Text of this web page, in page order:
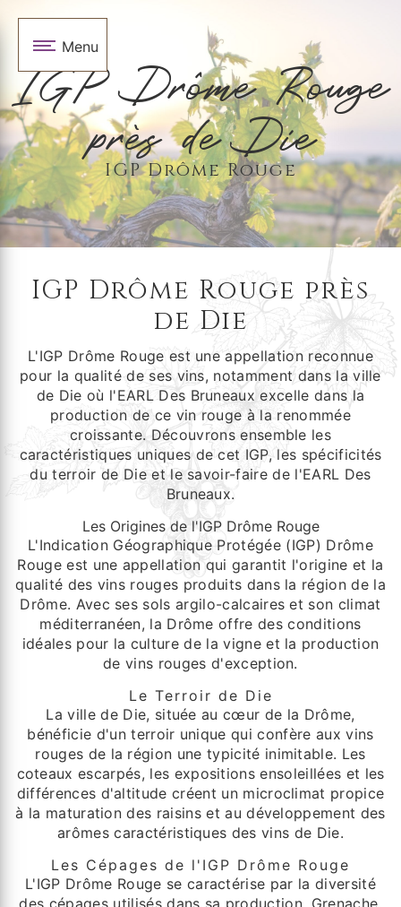
Menu
IGP Drôme Rouge
près de Die
IGP Drôme Rouge
IGP Drôme Rouge près
de Die
L'IGP Drôme Rouge est une appellation reconnue
pour la qualité de ses vins, notamment dans la ville
de Die où l'EARL Des Bruneaux excelle dans la
production de ce vin rouge à la renommée
croissante. Découvrons ensemble les
caractéristiques uniques de cet IGP, les spécificités
du terroir de Die et le savoir-faire de l'EARL Des
Bruneaux.
Les Origines de l'IGP Drôme Rouge
L'Indication Géographique Protégée (IGP) Drôme
Rouge est une appellation qui garantit l'origine et la
qualité des vins rouges produits dans la région de la
Drôme. Avec ses sols argilo-calcaires et son climat
méditerranéen, la Drôme offre des conditions
idéales pour la culture de la vigne et la production
de vins rouges d'exception.
Le Terroir de Die
La ville de Die, située au cœur de la Drôme,
bénéficie d'un terroir unique qui confère aux vins
rouges de la région une typicité inimitable. Les
coteaux escarpés, les expositions ensoleillées et les
différences d'altitude créent un microclimat propice
à la maturation des raisins et au développement des
arômes caractéristiques des vins de Die.
Les Cépages de l'IGP Drôme Rouge
L'IGP Drôme Rouge se caractérise par la diversité
des cépages utilisés dans sa production. Grenache,